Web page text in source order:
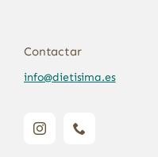
Contactar
info@dietisima.es